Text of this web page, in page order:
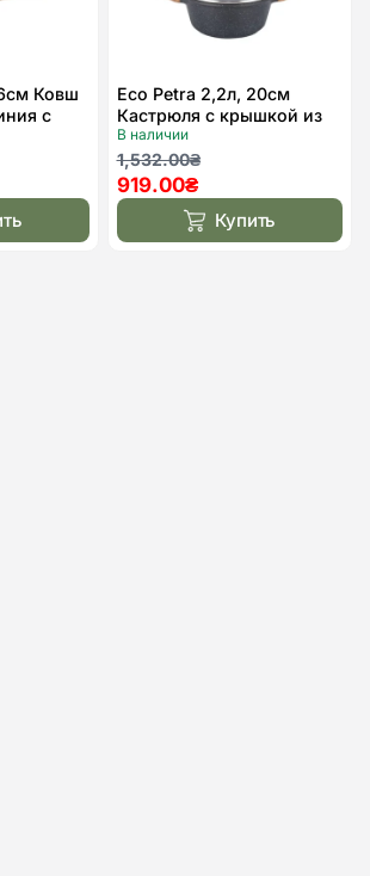
Ковш
с
Eco Petra 2,2л, 20см
Кастрюля с крышкой из
литого алюминия
В наличии
1,532.00₴
Первоначальная
цена
составляла
1,532.00₴.
919.00₴
Текущая
цена:
919.00₴. Купить